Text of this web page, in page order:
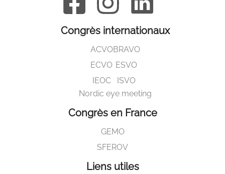
Congrès internationaux
ACVO
ECVO
IEOC
BRAVO
ESVO
ISVO
Nordic eye meeting
Congrès en France
GEMO
SFEROV
Liens utiles